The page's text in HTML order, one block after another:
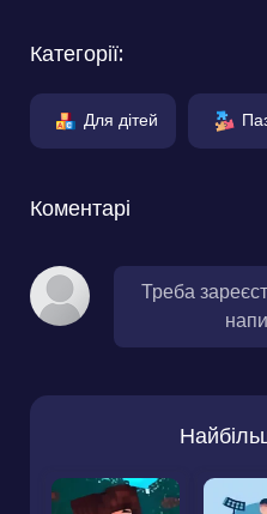
Категорії:
Для дітей
Коментарі
Треба